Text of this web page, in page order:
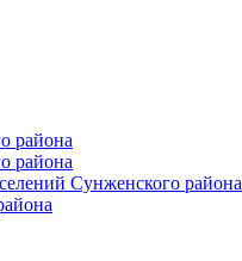
района
района
Сунженского района